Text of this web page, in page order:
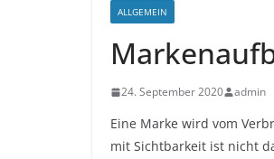
ALLGEMEIN
24. September 2020 admin
Eine Marke wird vom
mit Sichtbarkeit ist nicht